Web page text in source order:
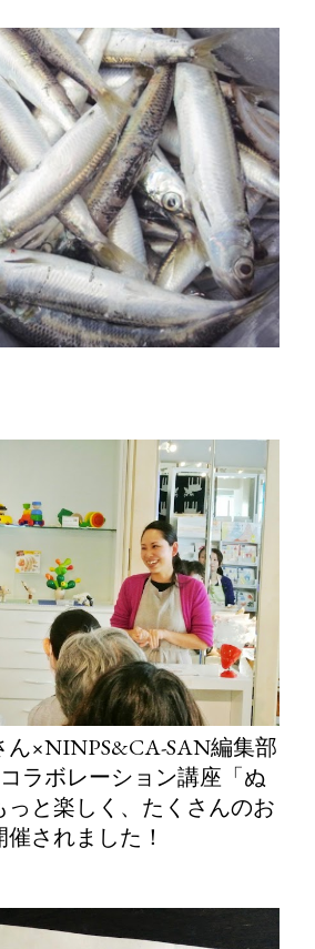
ん×NINPS&CA-SAN編集部
ラボレーション講座「ぬ
っと楽しく、たくさんのお
されました！